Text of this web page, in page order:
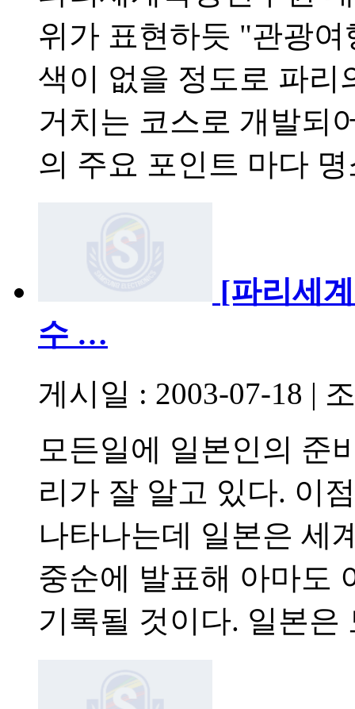
위가 표현하듯 "관광
색이 없을 정도로 파리
거치는 코스로 개발되
의 주요 포인트 마다
[파리세
수 …
게시일 : 2003-07-18 |
모든일에 일본인의 준
리가 잘 알고 있다. 이
나타나는데 일본은 세
중순에 발표해 아마도
기록될 것이다. 일본